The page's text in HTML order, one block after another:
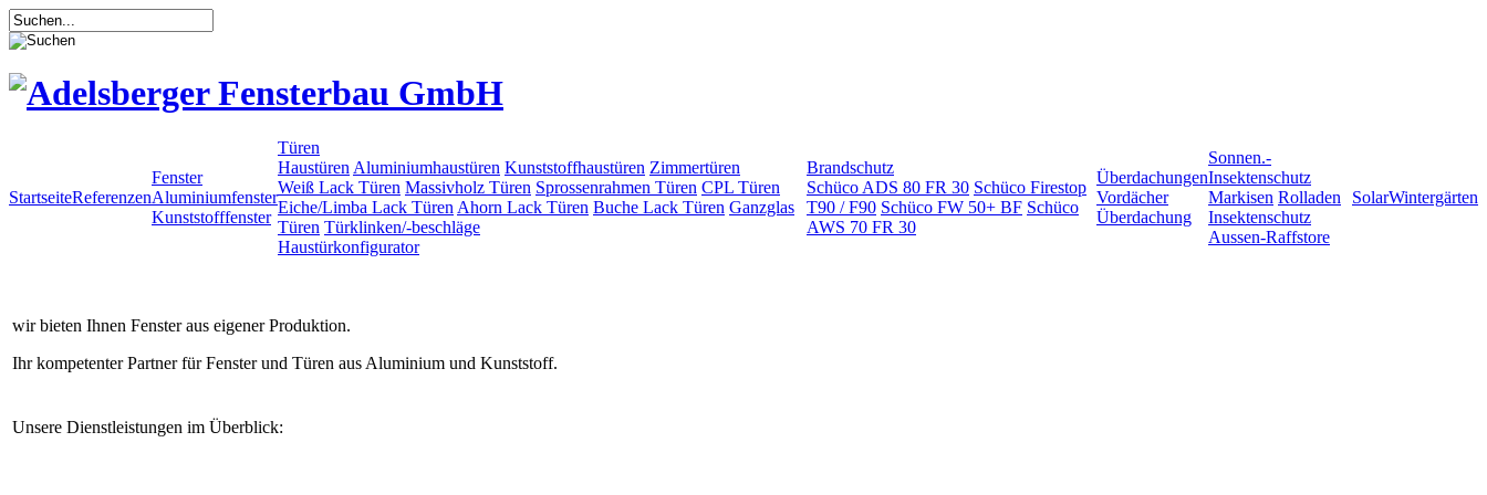
StartseiteReferenzen
Fenster
Aluminiumfenster
Kunststofffenster
Türen
Haustüren Aluminiumhaustüren Kunststoffhaustüren Zimmertüren
Weiß Lack Türen Massivholz Türen Sprossenrahmen Türen CPL Türen
Eiche/Limba Lack Türen Ahorn Lack Türen Buche Lack Türen Ganzglas
Türen Türklinken/-beschläge
Haustürkonfigurator
Brandschutz
Schüco ADS 80 FR 30 Schüco Firestop
T90 / F90 Schüco FW 50+ BF Schüco
AWS 70 FR 30
Überdachungen
Vordächer
Überdachung
Sonnen.-
Insektenschutz
Markisen Rolladen
Insektenschutz
Aussen-Raffstore
SolarWintergärten
wir bieten Ihnen Fenster aus eigener Produktion.
Ihr kompetenter Partner für Fenster und Türen aus Aluminium und Kunststoff.
Unsere Dienstleistungen im Überblick: